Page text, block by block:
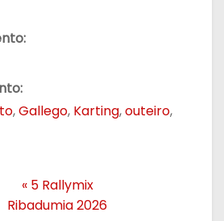
,Gallego, Karting,outeiro,
«5 Rallymix
Ribadumia 2026